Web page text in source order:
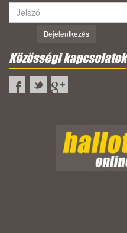
Bejelentkezés
Közösségi kapcsolatok